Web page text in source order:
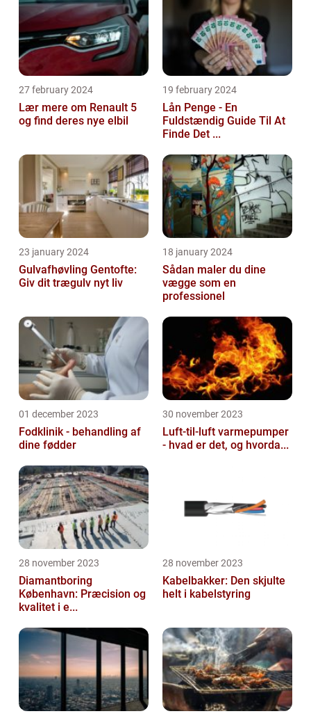
27 february 2024
Lær mere om Renault 5
og find deres nye elbil
19 february 2024
Lån Penge - En
Fuldstændig Guide Til At
Finde Det ...
23 january 2024
Gulvafhøvling Gentofte:
Giv dit trægulv nyt liv
18 january 2024
Sådan maler du dine
vægge som en
professionel
01 december 2023
Fodklinik - behandling af
dine fødder
30 november 2023
Luft-til-luft varmepumper
- hvad er det, og hvorda...
28 november 2023
Diamantboring
København: Præcision og
kvalitet i e...
28 november 2023
Kabelbakker: Den skjulte
helt i kabelstyring